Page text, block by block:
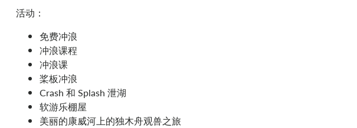
活动：
免费冲浪
冲浪课程
冲浪课
桨板冲浪
Crash 和 Splash 泄湖
软游乐棚屋
美丽的康威河上的独木舟观兽之旅